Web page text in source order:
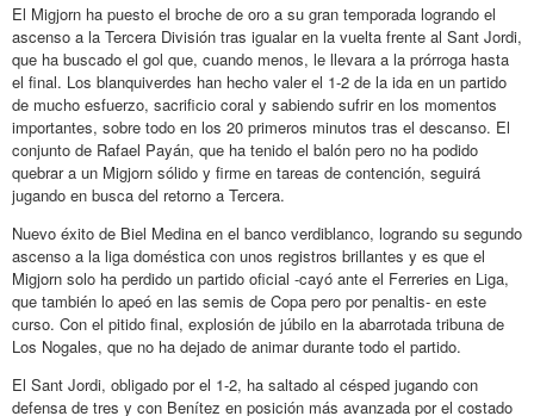
El Migjorn ha puesto el broche de oro a su gran temporada logrando el
ascenso a la Tercera División tras igualar en la vuelta frente al Sant Jordi,
que ha buscado el gol que, cuando menos, le llevara a la prórroga hasta
el final. Los blanquiverdes han hecho valer el 1-2 de la ida en un partido
de mucho esfuerzo, sacrificio coral y sabiendo sufrir en los momentos
importantes, sobre todo en los 20 primeros minutos tras el descanso. El
conjunto de Rafael Payán, que ha tenido el balón pero no ha podido
quebrar a un Migjorn sólido y firme en tareas de contención, seguirá
jugando en busca del retorno a Tercera.
Nuevo éxito de Biel Medina en el banco verdiblanco, logrando su segundo
ascenso a la liga doméstica con unos registros brillantes y es que el
Migjorn solo ha perdido un partido oficial -cayó ante el Ferreries en Liga,
que también lo apeó en las semis de Copa pero por penaltis- en este
curso. Con el pitido final, explosión de júbilo en la abarrotada tribuna de
Los Nogales, que no ha dejado de animar durante todo el partido.
El Sant Jordi, obligado por el 1-2, ha saltado al césped jugando con
defensa de tres y con Benítez en posición más avanzada por el costado